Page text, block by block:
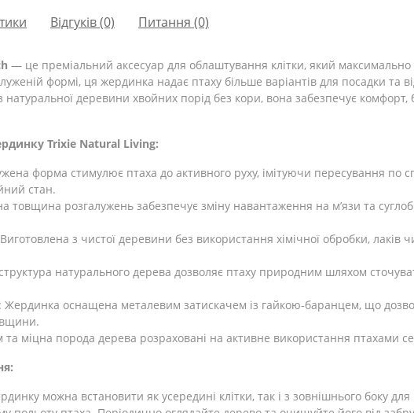
Відгуків (0) Питання (0)
— це преміальний аксесуар для облаштування клітки, який
формі, ця жердинка надає птаху більше варіантів для посадки та
деревини хвойних порід без кори, вона забезпечує комфорт,
Trixie Natural Living:
форма стимулює птаха до активного руху, імітуючи пересування по
стан.
товщина розгалужень забезпечує зміну навантаження на м’язи та
з чистої деревини без використання хімічної обробки,
натурального дерева дозволяє птаху природним шляхом
Жердинка оснащена металевим затискачем із гайкою-баранцем, що
та міцна порода дерева розраховані на активне використання птахами
можна встановити як усередині клітки, так і з зовнішнього боку